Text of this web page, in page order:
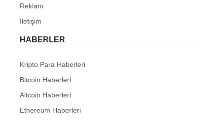
Reklam
İletişim
HABERLER
Kripto Para Haberleri
Bitcoin Haberleri
Altcoin Haberleri
Ethereum Haberleri